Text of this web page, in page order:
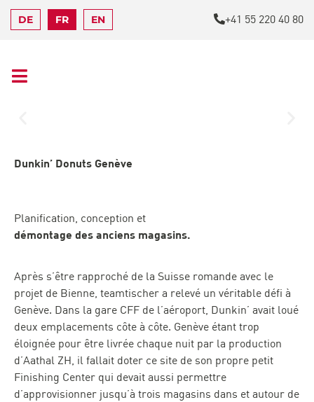
DE FR EN +41 55 220 40 80
Dunkin’ Donuts Genève
Planification, conception et
démontage des anciens magasins.
Après s’être rapproché de la Suisse romande avec le
projet de Bienne, teamtischer a relevé un véritable défi à
Genève. Dans la gare CFF de l’aéroport, Dunkin’ avait loué
deux emplacements côte à côte. Genève étant trop
éloignée pour être livrée chaque nuit par la production
d’Aathal ZH, il fallait doter ce site de son propre petit
Finishing Center qui devait aussi permettre
d’approvisionner jusqu’à trois magasins dans et autour de